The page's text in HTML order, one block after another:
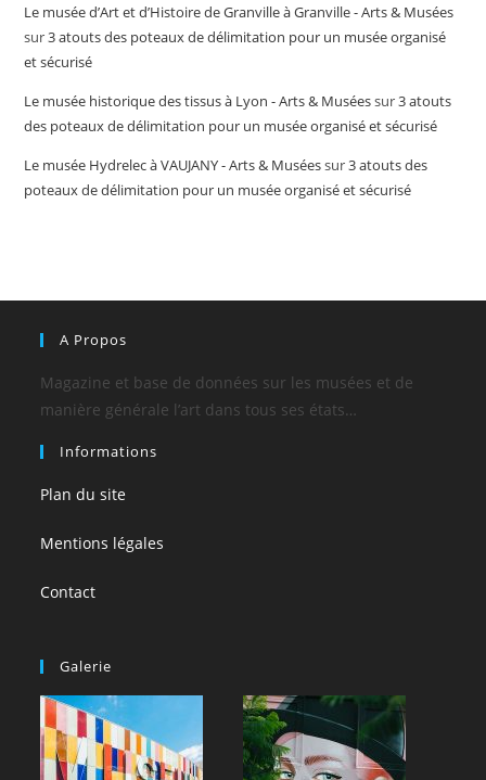
Le musée d’Art et d’Histoire de Granville à Granville - Arts & Musées
sur3 atouts des poteaux de délimitation pour un musée organisé
et sécurisé
Le musée historique des tissus à Lyon - Arts & Muséessur3 atouts
des poteaux de délimitation pour un musée organisé et sécurisé
Le musée Hydrelec à VAUJANY - Arts & Muséessur3 atouts des
poteaux de délimitation pour un musée organisé et sécurisé
A Propos
Magazine et base de données sur les musées et de
manière générale l’art dans tous ses états…
Informations
Plan du site
Mentions légales
Contact
Galerie